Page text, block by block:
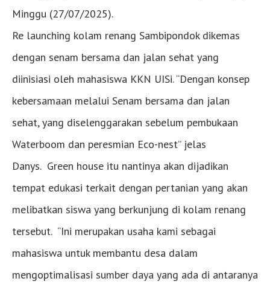
Minggu (27/07/2025).
Re launching kolam renang Sambipondok dikemas
dengan senam bersama dan jalan sehat yang
diinisiasi oleh mahasiswa KKN UISi. “Dengan konsep
kebersamaan melalui Senam bersama dan jalan
sehat, yang diselenggarakan sebelum pembukaan
Waterboom dan peresmian Eco-nest” jelas
Danys. Green house itu nantinya akan dijadikan
tempat edukasi terkait dengan pertanian yang akan
melibatkan siswa yang berkunjung di kolam renang
tersebut. “Ini merupakan usaha kami sebagai
mahasiswa untuk membantu desa dalam
mengoptimalisasi sumber daya yang ada di antaranya